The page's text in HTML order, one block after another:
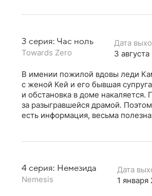
3 серия: Час ноль
Towards Zero
Дата
3
В имении пожилой вдовы леди
с женой Кей и его бывшая
и обстановка в доме
за разыгравшейся драмой.
есть информация, весьма
4 серия: Немезида
Nemesis
Дата
1 января